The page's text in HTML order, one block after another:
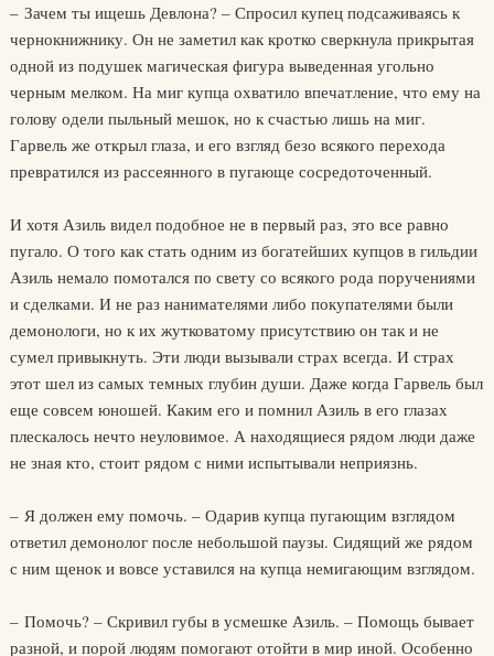
– Зачем ты ищешь Девлона? – Спросил купец подсаживаясь к
чернокнижнику. Он не заметил как кротко сверкнула прикрытая
одной из подушек магическая фигура выведенная угольно
черным мелком. На миг купца охватило впечатление, что ему на
голову одели пыльный мешок, но к счастью лишь на миг.
Гарвель же открыл глаза, и его взгляд безо всякого перехода
превратился из рассеянного в пугающе сосредоточенный.
И хотя Азиль видел подобное не в первый раз, это все равно
пугало. О того как стать одним из богатейших купцов в гильдии
Азиль немало помотался по свету со всякого рода поручениями
и сделками. И не раз нанимателями либо покупателями были
демонологи, но к их жутковатому присутствию он так и не
сумел привыкнуть. Эти люди вызывали страх всегда. И страх
этот шел из самых темных глубин души. Даже когда Гарвель был
еще совсем юношей. Каким его и помнил Азиль в его глазах
плескалось нечто неуловимое. А находящиеся рядом люди даже
не зная кто, стоит рядом с ними испытывали неприязнь.
– Я должен ему помочь. – Одарив купца пугающим взглядом
ответил демонолог после небольшой паузы. Сидящий же рядом
с ним щенок и вовсе уставился на купца немигающим взглядом.
– Помочь? – Скривил губы в усмешке Азиль. – Помощь бывает
разной, и порой людям помогают отойти в мир иной. Особенно